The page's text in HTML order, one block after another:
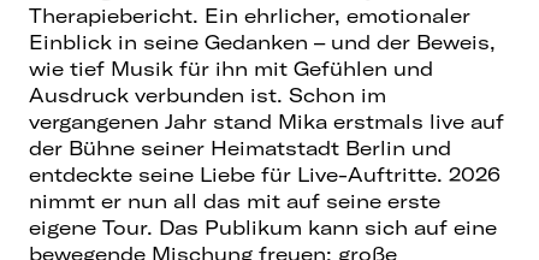
Therapiebericht. Ein ehrlicher, emotionaler
Einblick in seine Gedanken – und der Beweis,
wie tief Musik für ihn mit Gefühlen und
Ausdruck verbunden ist. Schon im
vergangenen Jahr stand Mika erstmals live auf
der Bühne seiner Heimatstadt Berlin und
entdeckte seine Liebe für Live-Auftritte. 2026
nimmt er nun all das mit auf seine erste
eigene Tour. Das Publikum kann sich auf eine
bewegende Mischung freuen: große